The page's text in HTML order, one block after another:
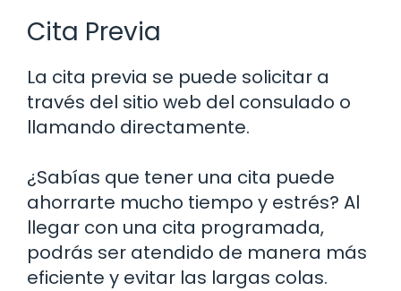
Cita Previa
La cita previa se puede solicitar a
través del sitio web del consulado o
llamando directamente.
¿Sabías que tener una cita puede
ahorrarte mucho tiempo y estrés? Al
llegar con una cita programada,
podrás ser atendido de manera más
eficiente y evitar las largas colas.